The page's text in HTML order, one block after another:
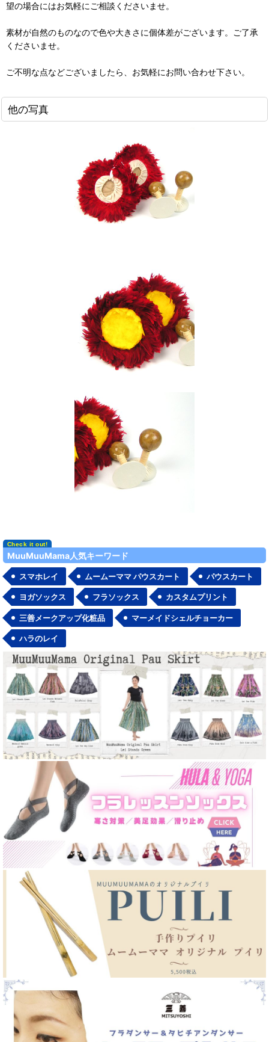
望の場合にはお気軽にご相談くださいませ。
素材が自然のものなので色や大きさに個体差がございます。ご了承
くださいませ。
ご不明な点などございましたら、お気軽にお問い合わせ下さい。
他の写真
MuuMuuMama人気キーワード
スマホレイ ムームーママ パウスカート パウスカート
ヨガソックス フラソックス カスタムプリント
三善メークアップ化粧品 マーメイドシェルチョーカー
ハラのレイ